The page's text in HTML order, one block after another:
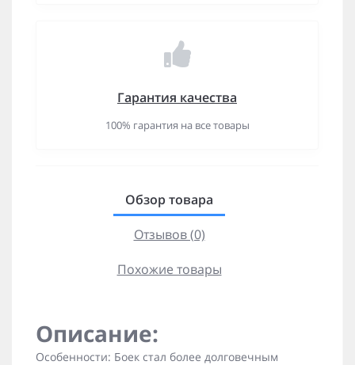
Гарантия качества
100% гарантия на все товары
Обзор товара
Отзывов (0)
Похожие товары
Описание:
Особенности: Боек стал более долговечным